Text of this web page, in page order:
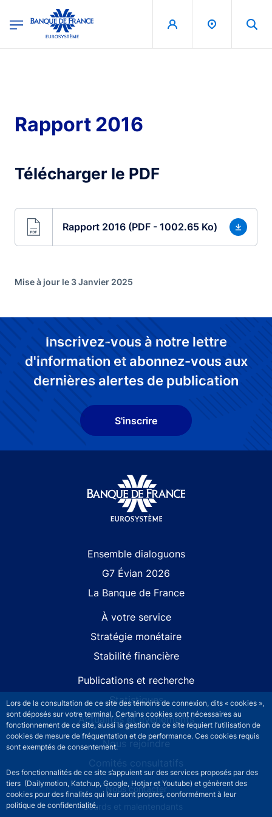
Lors de la consultation de ce site des témoins de connexion, dits « cookies »,
sont déposés sur votre terminal. Certains cookies sont nécessaires au
fonctionnement de ce site, aussi la gestion de ce site requiert l’utilisation de
cookies de mesure de fréquentation et de performance. Ces cookies requis
sont exemptés de consentement.
Des fonctionnalités de ce site s’appuient sur des services proposés par des
tiers (Dailymotion, Katchup, Google, Hotjar et Youtube) et génèrent des
cookies pour des finalités qui leur sont propres, conformément à leur
politique de confidentialité.
Banque de France - Menu Principal
Rapport 2016
Télécharger le PDF
Rapport 2016 (PDF - 1002.65 Ko)
Mise à jour le 3 Janvier 2025
Inscrivez-vous à notre lettre
d'information et abonnez-vous aux
dernières alertes de publication
S'inscrire
Ensemble dialoguons
G7 Évian 2026
La Banque de France
À votre service
Stratégie monétaire
Stabilité financière
Publications et recherche
Statistiques
Actualités et événements
Nous rejoindre
Comités consultatifs
Footer secondary menuNous contacter
Sourds et malentendants